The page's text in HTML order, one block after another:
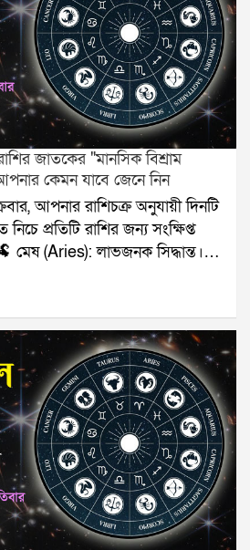
জাতকের "মানসিক বিশ্রাম
কেমন যাবে জেনে নিন
প্রতিটি রাশির জন্য সংক্ষিপ্ত
মেষ (Aries): লাভজনক সিদ্ধান্ত।🐂
মেলামেশা।👥 মিথুন (Gemini):
(Cancer): মানসিক বিশ্রাম নিন।🦁
কন্যা (Virgo): সম্পর্ক খুশির।⚖️
স্থির।🦂 বৃশ্চিক (Scorpio): পাওনা
কাজের সাফল্য।🐐 মকর
কুম্ভ (Aquarius): সাহায্য
কাগজপত্রে সুবিধা।যে কোনও
জন্য যোগাযোগ করুনঃ শ্রী সূপর্ণ
৯৮৩০০৬৫২৪০, ওয়েবসাইটঃ